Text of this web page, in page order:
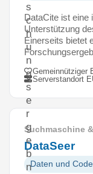
s
c
h
u
n
g
s
e
r
g
e
b
n
DataCite ist eine
Unterstützung
Einerseits bietet
Gemeinnütziger
Serverstandort
Suchmaschine
DataSeer
Daten und